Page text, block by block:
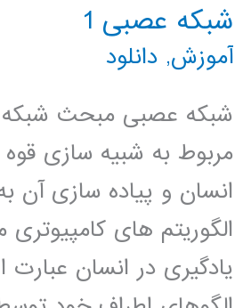
شبکه عصبی 1
آموزش, دانلود
شبکه عصبی مبحث
مربوط به شبیه سازی قوه
انسان و پیاده سازی آن
الگوریتم های
یادگیری در انسان عبارت